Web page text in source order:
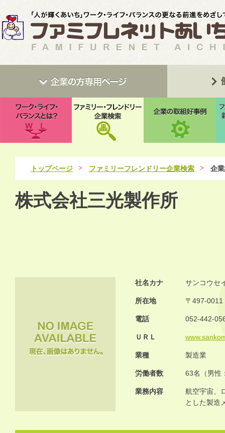
トップページ ファミリーフレンドリー企業検索 企
株式会社三光製作所
社名カナ サンコウセ
所在地 〒497-0011
電話 052-442-
ＵＲＬ
業種 製造業
労働者数 63名（男
業務内容
航空宇宙、
とした製造